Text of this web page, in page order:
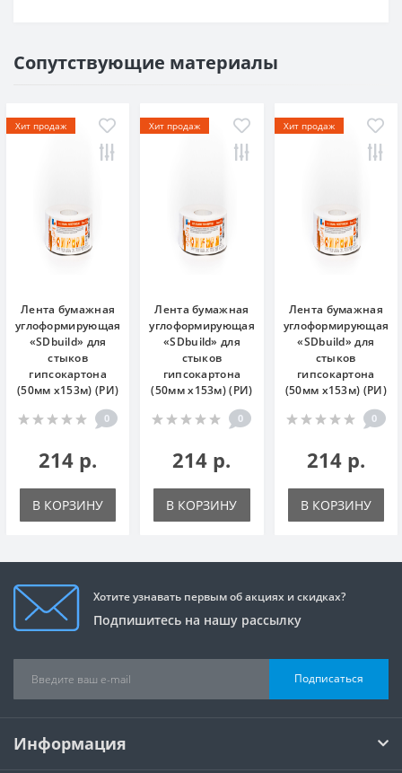
Сопутствующие материалы
Хит продаж
Лента бумажная
углоформирующая
«SDbuild» для
стыков
гипсокартона
(50мм х153м) (РИ)
0
214 р.
В КОРЗИНУ
Хит продаж
Лента бумажная
углоформирующая
«SDbuild» для
стыков
гипсокартона
(50мм х153м) (РИ)
0
214 р.
В КОРЗИНУ
Хит продаж
Лента бумажная
углоформирующая
«SDbuild» для
стыков
гипсокартона
(50мм х153м) (РИ)
0
214 р.
В КОРЗИНУ
Хотите узнавать первым об акциях и скидках?
Подпишитесь на нашу рассылку
Подписаться
Информация